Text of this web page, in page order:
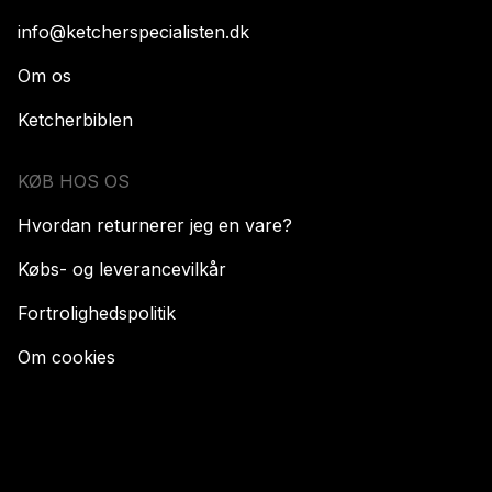
info@ketcherspecialisten.dk
Om os
Ketcherbiblen
KØB HOS OS
Hvordan returnerer jeg en vare?
Købs- og leverancevilkår
Fortrolighedspolitik
Om cookies